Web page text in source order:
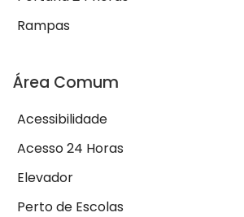
Rampas
Área Comum
Acessibilidade
Acesso 24 Horas
Elevador
Perto de Escolas